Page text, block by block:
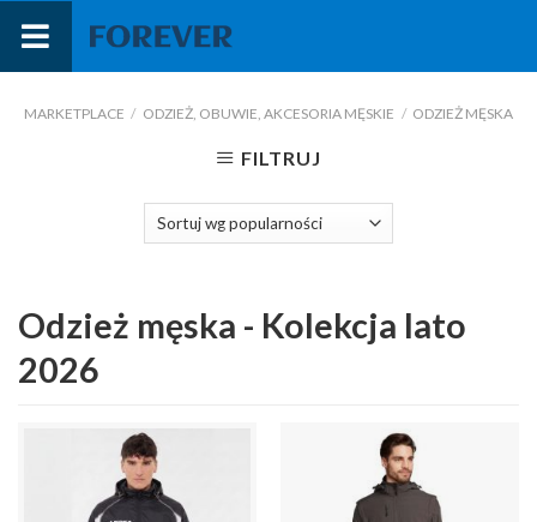
treści
MARKETPLACE / ODZIEŻ, OBUWIE, AKCESORIA MĘSKIE / ODZIEŻ MĘSKA
FILTRUJ
Odzież męska - Kolekcja lato
2026